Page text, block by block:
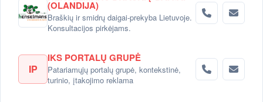
(OLANDIJA)
Braškių ir smidrų daigai-prekyba Lietuvoje.
Konsultacijos pirkėjams.
IP
IKS PORTALŲ GRUPĖ
Patariamųjų portalų grupė, kontekstinė,
turinio, įtakojimo reklama